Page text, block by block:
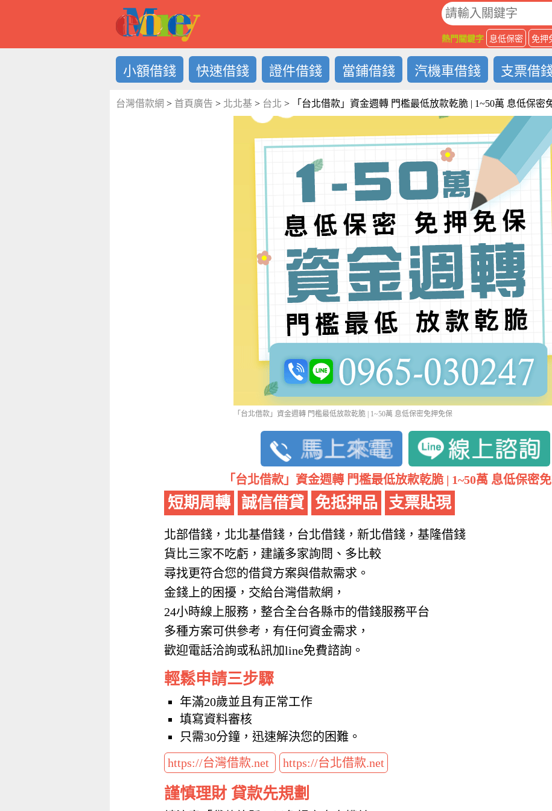
熱門關鍵字 息低保密 免押
小額借錢 快速借錢 證件借錢 當鋪借錢 汽機車借錢 支票借
台灣借款網 > 首頁廣告 > 北北基 > 台北 > 「台北借款」資金週轉 門檻最低放款乾脆 | 1~50萬 息低保密
「台北借款」資金週轉 門檻最低放款乾脆 | 1~50萬 息低保密免押免保
「台北借款」資金週轉 門檻最低放款乾脆 | 1~50萬 息低保密
短期周轉 誠信借貸 免抵押品 支票貼現
北部借錢，北北基借錢，台北借錢，新北借錢，基隆借錢
貨比三家不吃虧，建議多家詢問、多比較
尋找更符合您的借貸方案與借款需求。
金錢上的困擾，交給台灣借款網，
24小時線上服務，整合全台各縣市的借錢服務平台
多種方案可供參考，有任何資金需求，
歡迎電話洽詢或私訊加line免費諮詢。
輕鬆申請三步驟
年滿20歲並且有正常工作
填寫資料審核
只需30分鐘，迅速解決您的困難。
https://台灣借款.net
https://台北借款.net
謹慎理財 貸款先規劃